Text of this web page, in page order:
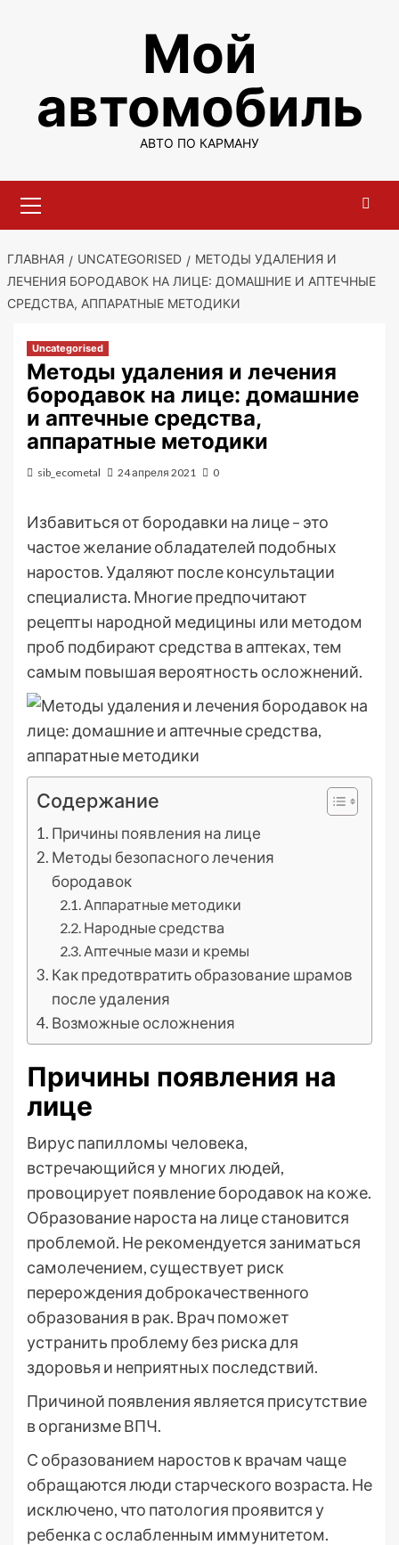
Мой
автомобиль
АВТО ПО КАРМАНУ
меню
ГЛАВНАЯ UNCATEGORISED
МЕТОДЫ УДАЛЕНИЯ И
ЛЕЧЕНИЯ БОРОДАВОК НА ЛИЦЕ: ДОМАШНИЕ И АПТЕЧНЫЕ
СРЕДСТВА, АППАРАТНЫЕ МЕТОДИКИ
Uncategorised
Методы удаления и лечения
бородавок на лице: домашние
и аптечные средства,
аппаратные методики
sib_ecometal 24 апреля 2021 0
Избавиться от бородавки на лице – это
частое желание обладателей подобных
наростов. Удаляют после консультации
специалиста. Многие предпочитают
рецепты народной медицины или методом
проб подбирают средства в аптеках, тем
самым повышая вероятность осложнений.
Содержание
Причины появления на лице
Методы безопасного лечения
бородавок
Аппаратные методики
Народные средства
Аптечные мази и кремы
Как предотвратить образование шрамов
после удаления
Возможные осложнения
Причины появления на
лице
Вирус папилломы человека,
встречающийся у многих людей,
провоцирует появление бородавок на коже.
Образование нароста на лице становится
проблемой. Не рекомендуется заниматься
самолечением, существует риск
перерождения доброкачественного
образования в рак. Врач поможет
устранить проблему без риска для
здоровья и неприятных последствий.
Причиной появления является присутствие
в организме ВПЧ.
С образованием наростов к врачам чаще
обращаются люди старческого возраста. Не
исключено, что патология проявится у
ребенка с ослабленным иммунитетом.